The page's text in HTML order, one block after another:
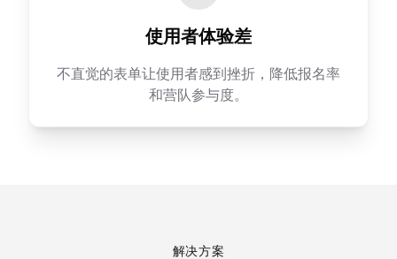
使用者体验差
不直觉的表单让使用者感到挫折，降低报名率
和营队参与度。
解决方案